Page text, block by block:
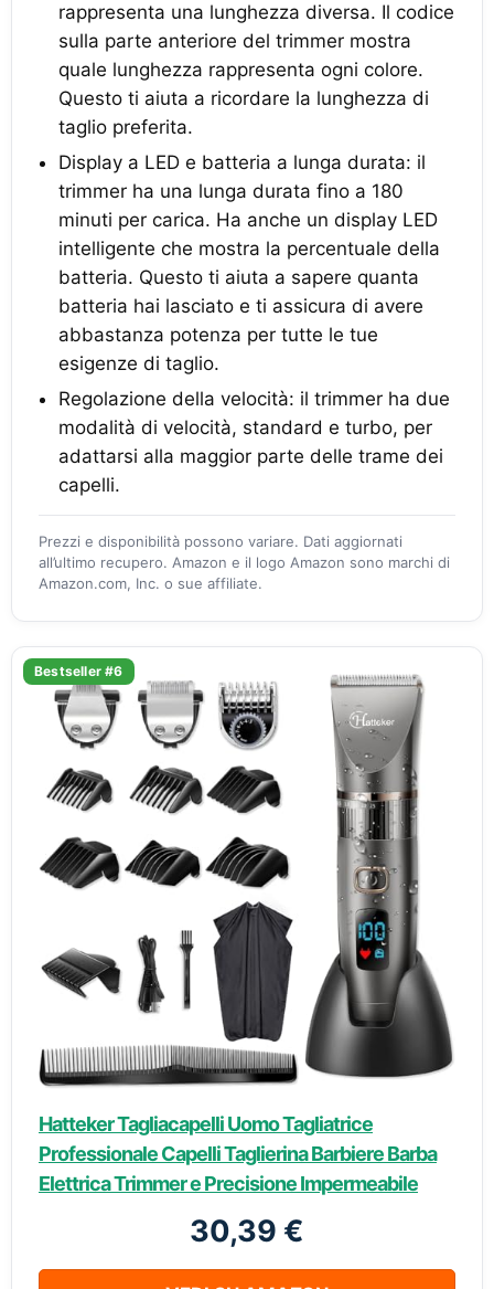
rappresenta una lunghezza diversa. Il codice
sulla parte anteriore del trimmer mostra
quale lunghezza rappresenta ogni colore.
Questo ti aiuta a ricordare la lunghezza di
taglio preferita.
Display a LED e batteria a lunga durata: il
trimmer ha una lunga durata fino a 180
minuti per carica. Ha anche un display LED
intelligente che mostra la percentuale della
batteria. Questo ti aiuta a sapere quanta
batteria hai lasciato e ti assicura di avere
abbastanza potenza per tutte le tue
esigenze di taglio.
Regolazione della velocità: il trimmer ha due
modalità di velocità, standard e turbo, per
adattarsi alla maggior parte delle trame dei
capelli.
Prezzi e disponibilità possono variare. Dati aggiornati
all’ultimo recupero. Amazon e il logo Amazon sono marchi di
Amazon.com, Inc. o sue affiliate.
Bestseller #6
Hatteker Tagliacapelli Uomo Tagliatrice
Professionale Capelli Taglierina Barbiere Barba
Elettrica Trimmer e Precisione Impermeabile
30,39 €